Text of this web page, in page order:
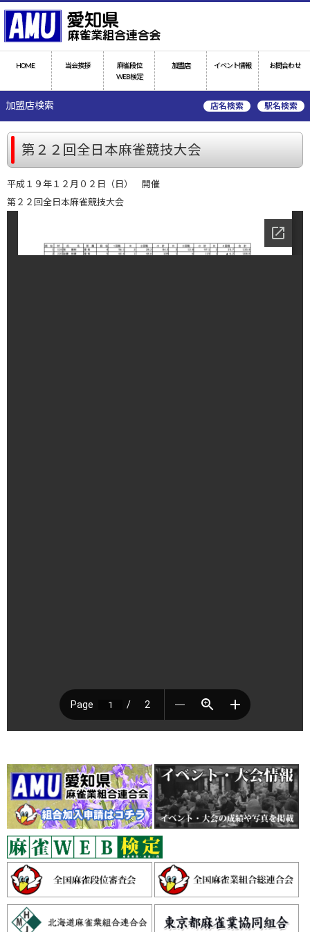
HOME 当会挨拶
麻雀段位
WEB検定
加盟店 イベント情報 お問合わせ
加盟店検索 駅名検索
店名検索
第２２回全日本麻雀競技大会
平成１９年１２月０２日（日） 開催
第２２回全日本麻雀競技大会